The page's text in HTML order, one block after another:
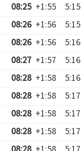
08:25 +1:55 5:15
08:26 +1:56 5:15
08:26 +1:56 5:16
08:27 +1:57 5:16
08:28 +1:58 5:16
08:28 +1:58 5:17
08:28 +1:58 5:17
08:28 +1:58 5:17